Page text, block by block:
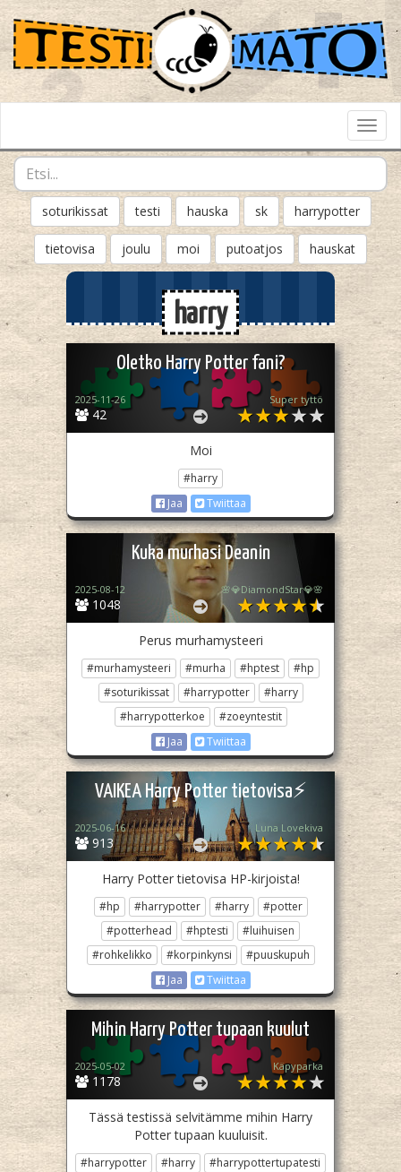
soturikissat testi hauska sk harrypotter
tietovisa joulu moi putoatjos hauskat
harry
Oletko Harry Potter fani?
42
2025-11-26 Super tyttö
Moi
#harry
Jaa
Twiittaa
Kuka murhasi Deanin
1048
2025-08-12 🌸💎DiamondStar💎🌸
Perus murhamysteeri
#murhamysteeri #murha #hptest
#hp
#soturikissat
#harrypotter
#harry
#harrypotterkoe
#zoeyntestit
Jaa
Twiittaa
VAIKEA Harry Potter tietovisa⚡️
913
2025-06-16 Luna Lovekiva
Harry Potter tietovisa HP-kirjoista!
#hp #harrypotter #harry
#potter
#potterhead
#hptesti
#luihuisen
#rohkelikko
#korpinkynsi
#puuskupuh
Jaa
Twiittaa
Mihin Harry Potter tupaan kuulut
1178
2025-05-02 Käpyparka
Tässä testissä selvitämme mihin Harry
Potter tupaan kuuluisit.
#harrypotter #harry
#harrypottertupatesti